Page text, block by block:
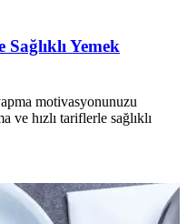
Yemek
motivasyonunuzu
ve hızlı tariflerle sağlıklı